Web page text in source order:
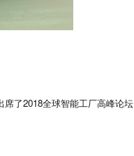
席了2018全球智能工厂高峰论坛